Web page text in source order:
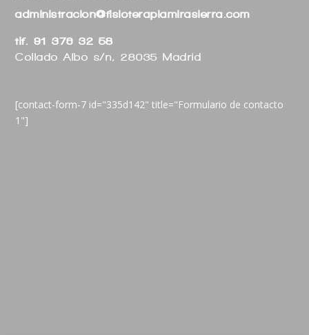
administracion@fisioterapiamirasierra.com
tlf. 91 376 32 58
Collado Albo s/n, 28035 Madrid
[contact-form-7 id="335d142" title="Formulario de contacto
1"]